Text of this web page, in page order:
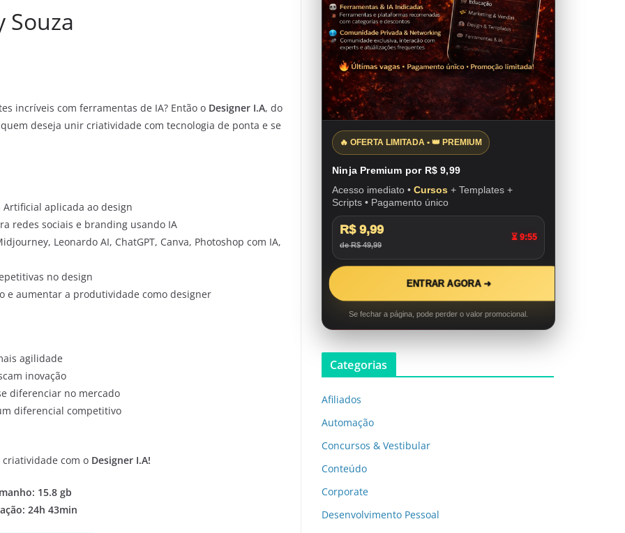
Souza
incríveis com ferramentas de IA? Então o Designer I.A, do
deseja unir criatividade com tecnologia de ponta e se
aplicada ao design
redes sociais e branding usando IA
Leonardo AI, ChatGPT, Canva, Photoshop com IA,
no design
e aumentar a produtividade como designer
agilidade
inovação
diferenciar no mercado
diferencial competitivo
criatividade com o Designer I.A!
15.8 gb
24h 43min
🔥 OFERTA LIMITADA • 👑 PREMIUM
Ninja Premium por R$ 9,99
Acesso imediato • Cursos + Templates +
Scripts • Pagamento único
R$ 9,99
de R$ 49,99
⏳ 9:53
ENTRAR AGORA ➜
Se fechar a página, pode perder o valor promocional.
Categorias
Afiliados
Automação
Concursos & Vestibular
Conteúdo
Corporate
Desenvolvimento Pessoal